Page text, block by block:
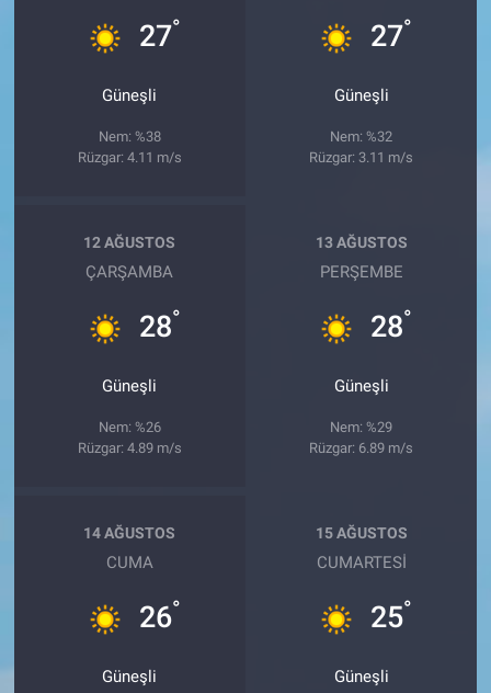
27°
Güneşli
Nem: %38
Rüzgar: 4.11 m/s
27°
Güneşli
Nem: %32
Rüzgar: 3.11 m/s
12 AĞUSTOS
ÇARŞAMBA
28°
Güneşli
Nem: %26
Rüzgar: 4.89 m/s
13 AĞUSTOS
PERŞEMBE
28°
Güneşli
Nem: %29
Rüzgar: 6.89 m/s
14 AĞUSTOS
CUMA
26°
Güneşli
15 AĞUSTOS
CUMARTESI
25°
Güneşli